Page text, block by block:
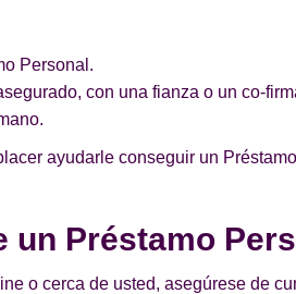
Personal.
con una fianza o un co-
ayudarle conseguir un
Préstamo
o cerca de usted, asegúrese de